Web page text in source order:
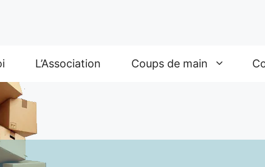
L’Association Coups de main